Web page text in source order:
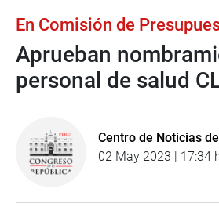
En Comisión de
Aprueban
personal de salud
Centro de Noticias
02 May 2023 | 17:34